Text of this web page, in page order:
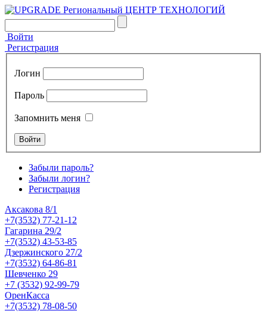
Войти
Регистрация
Логин
Пароль
Запомнить меня
Забыли пароль?
Забыли логин?
Регистрация
Аксакова 8/1
+7(3532) 77-21-12
Гагарина 29/2
+7(3532) 43-53-85
Дзержинского 27/2
+7(3532) 64-86-81
Шевченко 29
+7 (3532) 92-99-79
ОренКасса
+7(3532) 78-08-50